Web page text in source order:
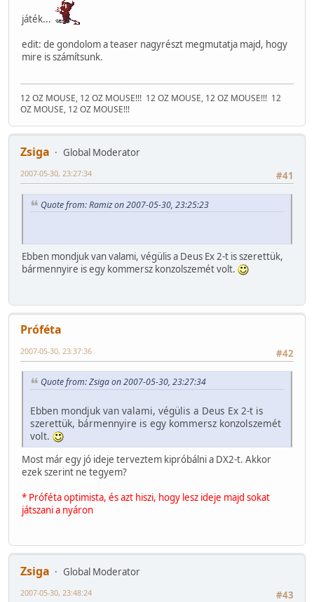
játék...
edit: de gondolom a teaser nagyrészt megmutatja majd, hogy
mire is számítsunk.
12 OZ MOUSE, 12 OZ MOUSE!!! 12 OZ MOUSE, 12 OZ MOUSE!!! 12
OZ MOUSE, 12 OZ MOUSE!!!
Zsiga
Global Moderator
#41
2007-05-30, 23:27:34
Quote from: Ramiz on 2007-05-30, 23:25:23
Ebben mondjuk van valami, végülis a Deus Ex 2-t is szerettük,
bármennyire is egy kommersz konzolszemét volt.
Próféta
#42
2007-05-30, 23:37:36
Quote from: Zsiga on 2007-05-30, 23:27:34
Ebben mondjuk van valami, végülis a Deus Ex 2-t is
szerettük, bármennyire is egy kommersz konzolszemét
volt.
Most már egy jó ideje terveztem kipróbálni a DX2-t. Akkor
ezek szerint ne tegyem?
* Próféta optimista, és azt hiszi, hogy lesz ideje majd sokat
játszani a nyáron
Zsiga
Global Moderator
#43
2007-05-30, 23:48:24